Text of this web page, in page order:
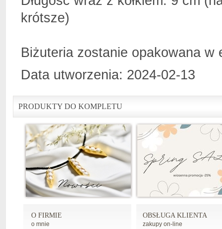
krótsze)
Biżuteria zostanie opakowana w
Data utworzenia: 2024-02-13
PRODUKTY DO KOMPLETU
O FIRMIE
o mnie
OBSŁUGA KLIENTA
zakupy on-line